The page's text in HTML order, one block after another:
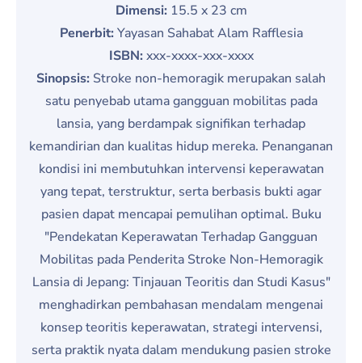
Dimensi:15.5 x 23 cm
Penerbit:Yayasan Sahabat Alam Rafflesia
ISBN:xxx-xxxx-xxx-xxxx
Sinopsis: Stroke non-hemoragik merupakan salah
satu penyebab utama gangguan mobilitas pada
lansia, yang berdampak signifikan terhadap
kemandirian dan kualitas hidup mereka. Penanganan
kondisi ini membutuhkan intervensi keperawatan
yang tepat, terstruktur, serta berbasis bukti agar
pasien dapat mencapai pemulihan optimal. Buku
"Pendekatan Keperawatan Terhadap Gangguan
Mobilitas pada Penderita Stroke Non-Hemoragik
Lansia di Jepang: Tinjauan Teoritis dan Studi Kasus"
menghadirkan pembahasan mendalam mengenai
konsep teoritis keperawatan, strategi intervensi,
serta praktik nyata dalam mendukung pasien stroke